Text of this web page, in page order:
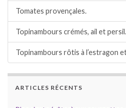
Tomates provençales.
Topinambours crémés, ail et persil.
Topinambours rôtis à l’estragon et
ARTICLES RÉCENTS